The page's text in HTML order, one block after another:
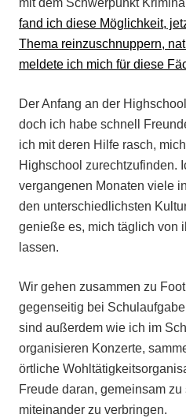
mit dem Schwerpunkt
fand ich diese Möglichkeit,
Thema reinzuschnuppern,
meldete ich mich für diese
Der Anfang an der
doch ich habe schnell
ich mit deren Hilfe rasch,
Highschool zurechtzufinden.
vergangenen Monaten viele
den unterschiedlichsten
genieße es, mich täglich von
lassen.
Wir gehen zusammen zu
gegenseitig bei
sind außerdem wie ich im
organisieren Konzerte,
örtliche
Freude daran, gemeinsam
miteinander zu verbringen.